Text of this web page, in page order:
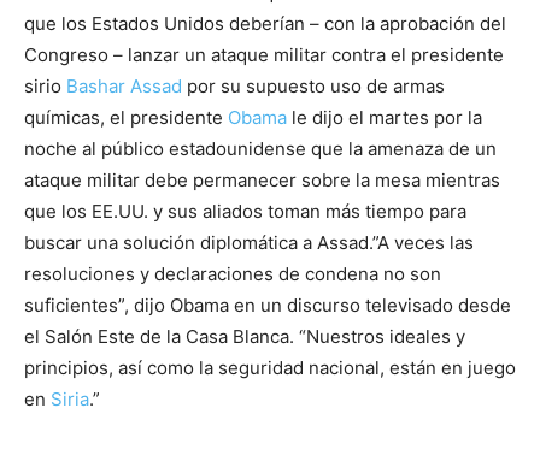
que los Estados Unidos deberían – con la aprobación del
Congreso – lanzar un ataque militar contra el presidente
sirio Bashar Assad por su supuesto uso de armas
químicas, el presidente Obama le dijo el martes por la
noche al público estadounidense que la amenaza de un
ataque militar debe permanecer sobre la mesa mientras
que los EE.UU. y sus aliados toman más tiempo para
buscar una solución diplomática a Assad.”A veces las
resoluciones y declaraciones de condena no son
suficientes”, dijo Obama en un discurso televisado desde
el Salón Este de la Casa Blanca. “Nuestros ideales y
principios, así como la seguridad nacional, están en juego
en Siria.”